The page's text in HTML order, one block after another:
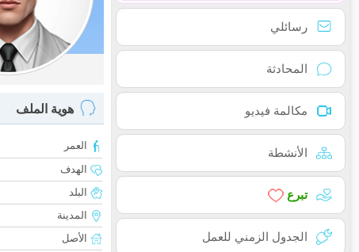
رسائلي
المحادثة
مكالمة فيديو
الأنشطة
تبرع
الجدول الزمني للعمل
هوية الملف
العمر
الهدف
البلد
المدينة
الأصل